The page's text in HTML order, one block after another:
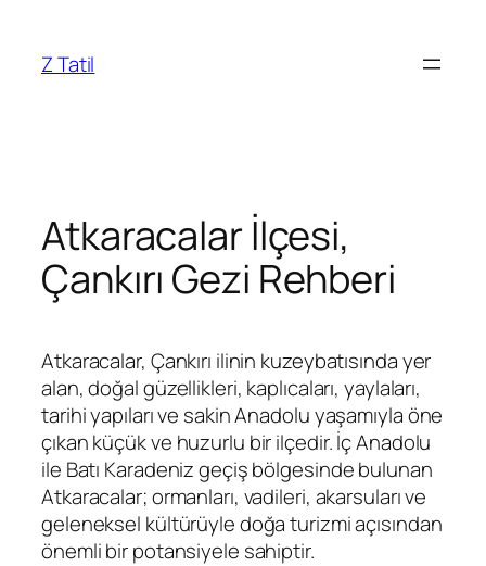
Z Tatil
Atkaracalar İlçesi,
Çankırı Gezi Rehberi
Atkaracalar, Çankırı ilinin kuzeybatısında yer
alan, doğal güzellikleri, kaplıcaları, yaylaları,
tarihi yapıları ve sakin Anadolu yaşamıyla öne
çıkan küçük ve huzurlu bir ilçedir. İç Anadolu
ile Batı Karadeniz geçiş bölgesinde bulunan
Atkaracalar; ormanları, vadileri, akarsuları ve
geleneksel kültürüyle doğa turizmi açısından
önemli bir potansiyele sahiptir.